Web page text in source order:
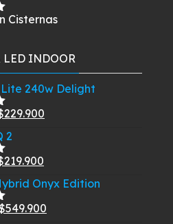
Cisternas
LED INDOOR
240w Delight
229.900
$229.900.
2
precio
219.900
precio
actual
es:
Onyx Edition
El549.900